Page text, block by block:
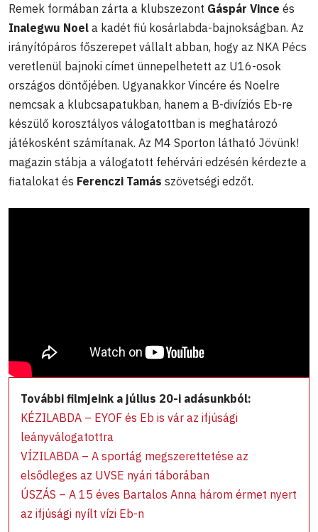
Remek formában zárta a klubszezont Gáspár Vince és
Inalegwu Noel a kadét fiú kosárlabda-bajnokságban. Az
irányítópáros főszerepet vállalt abban, hogy az NKA Pécs
veretlenül bajnoki címet ünnepelhetett az U16-osok
országos döntőjében. Ugyanakkor Vincére és Noelre
nemcsak a klubcsapatukban, hanem a B-divíziós Eb-re
készülő korosztályos válogatottban is meghatározó
játékosként számítanak. Az M4 Sporton látható Jövünk!
magazin stábja a válogatott fehérvári edzésén kérdezte a
fiatalokat és Ferenczi Tamás szövetségi edzőt.
További filmjeink a július 20-i adásunkból:
KÉZILABDA – EYOF és Eb is vár az ifjúsági
leányválogatottra
VÍZILABDA – A sportág megszerettetése az
elsődleges az UVSE nyári táborában
ÚSZÁS – A 15 éves Bartalos Anna három érmet nyert
az ifjúsági nyílt vízi Eb-n